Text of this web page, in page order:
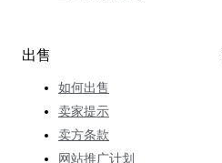
出售
如何出售
卖家提示
卖方条款
网站推广计划